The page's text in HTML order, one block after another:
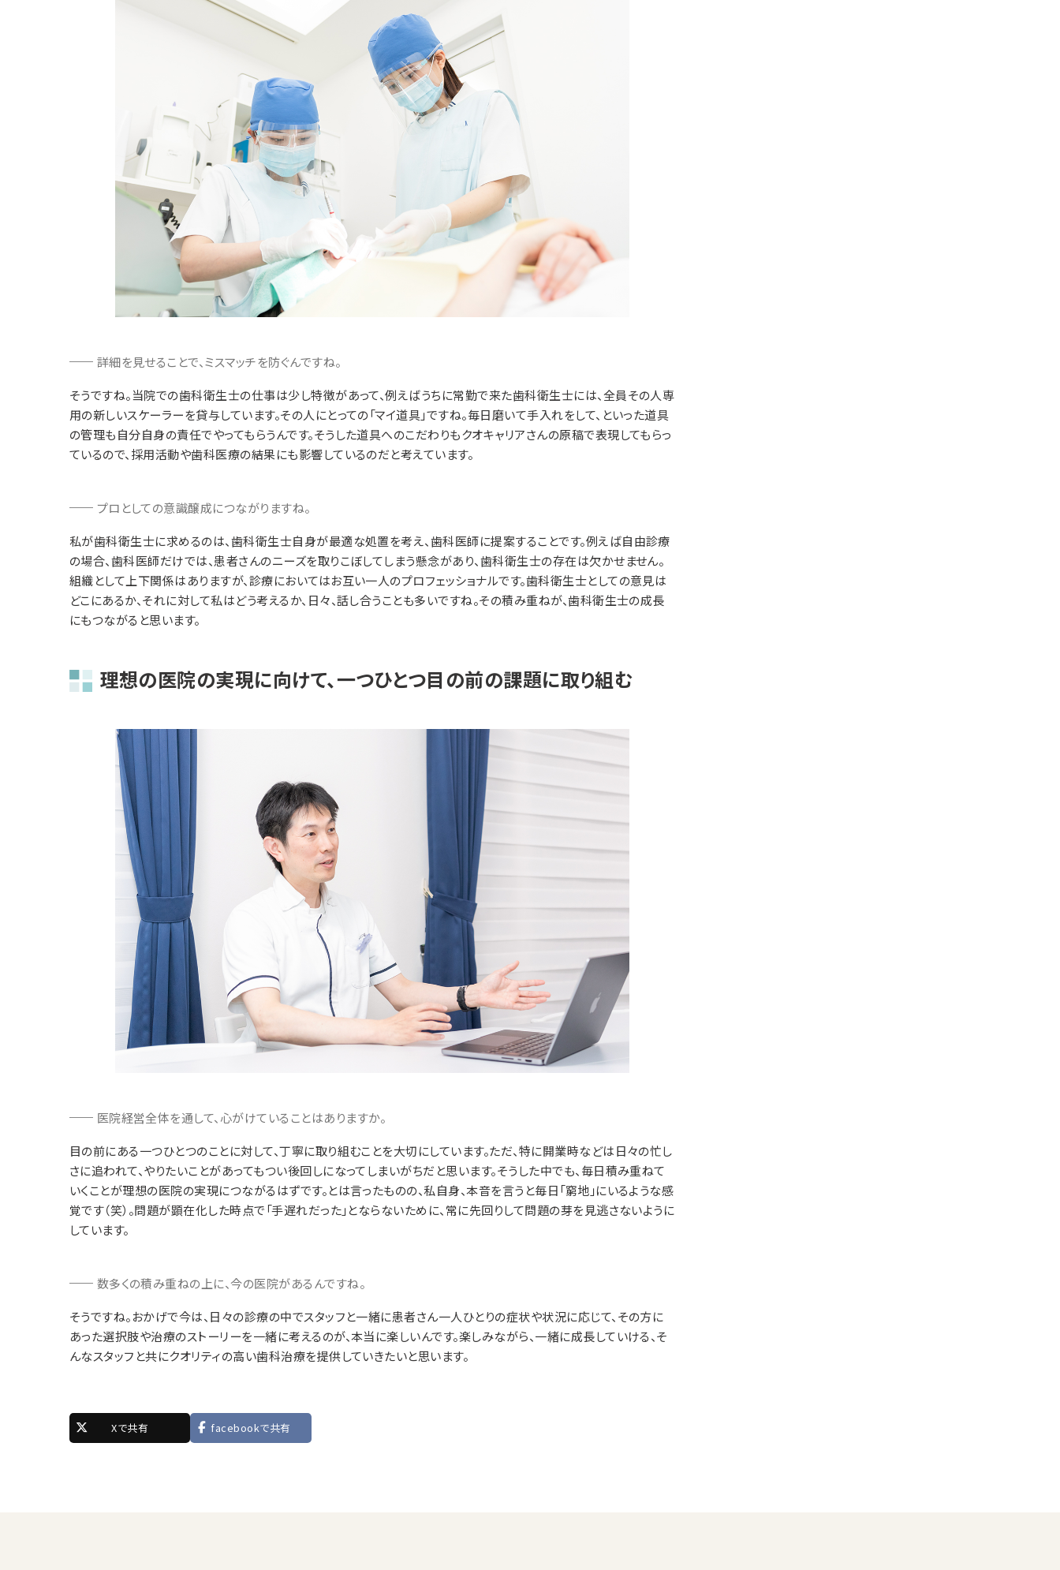
詳細を見せることで、ミスマッチを防ぐんですね。
そうですね。当院での歯科衛生士の仕事は少し特徴があって、例えばうちに常勤で来た歯科衛生士には、全員その人専
用の新しいスケーラーを貸与しています。その人にとっての「マイ道具」ですね。毎日磨いて手入れをして、といった道具
の管理も自分自身の責任でやってもらうんです。そうした道具へのこだわりもクオキャリアさんの原稿で表現してもらっ
ているので、採用活動や歯科医療の結果にも影響しているのだと考えています。
プロとしての意識醸成につながりますね。
私が歯科衛生士に求めるのは、歯科衛生士自身が最適な処置を考え、歯科医師に提案することです。例えば自由診療
の場合、歯科医師だけでは、患者さんのニーズを取りこぼしてしまう懸念があり、歯科衛生士の存在は欠かせません。
組織として上下関係はありますが、診療においてはお互い一人のプロフェッショナルです。歯科衛生士としての意見は
どこにあるか、それに対して私はどう考えるか、日々、話し合うことも多いですね。その積み重ねが、歯科衛生士の成長
にもつながると思います。
理想の医院の実現に向けて、一つひとつ目の前の課題に取り組む
医院経営全体を通して、心がけていることはありますか。
目の前にある一つひとつのことに対して、丁寧に取り組むことを大切にしています。ただ、特に開業時などは日々の忙し
さに追われて、やりたいことがあってもつい後回しになってしまいがちだと思います。そうした中でも、毎日積み重ねて
いくことが理想の医院の実現につながるはずです。とは言ったものの、私自身、本音を言うと毎日「窮地」にいるような感
覚です（笑）。問題が顕在化した時点で「手遅れだった」とならないために、常に先回りして問題の芽を見逃さないように
しています。
数多くの積み重ねの上に、今の医院があるんですね。
そうですね。おかげで今は、日々の診療の中でスタッフと一緒に患者さん一人ひとりの症状や状況に応じて、その方に
あった選択肢や治療のストーリーを一緒に考えるのが、本当に楽しいんです。楽しみながら、一緒に成長していける、そ
んなスタッフと共にクオリティの高い歯科治療を提供していきたいと思います。
Xで共有 facebookで共有